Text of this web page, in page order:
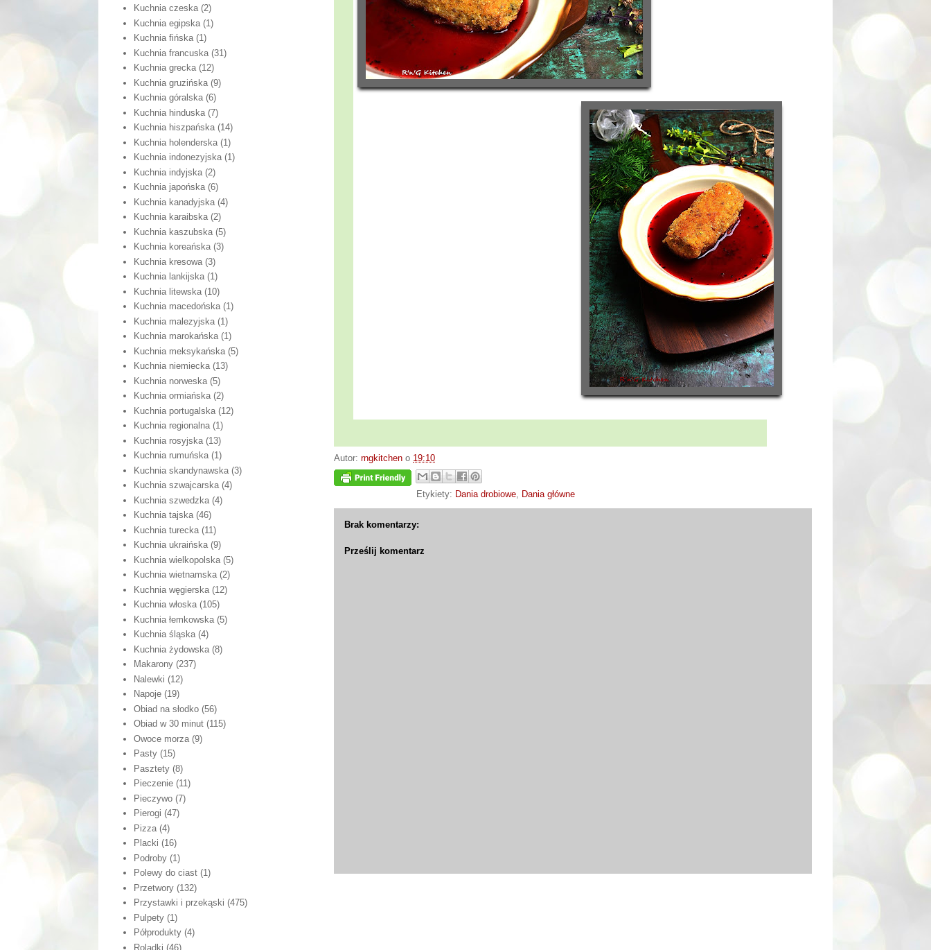
Autor: rngkitchen o 19:10
Etykiety: Dania drobiowe, Dania główne
Brak komentarzy:
Prześlij komentarz
Kuchnia czeska (2)
Kuchnia egipska (1)
Kuchnia fińska (1)
Kuchnia francuska (31)
Kuchnia grecka (12)
Kuchnia gruzińska (9)
Kuchnia góralska (6)
Kuchnia hinduska (7)
Kuchnia hiszpańska (14)
Kuchnia holenderska (1)
Kuchnia indonezyjska (1)
Kuchnia indyjska (2)
Kuchnia japońska (6)
Kuchnia kanadyjska (4)
Kuchnia karaibska (2)
Kuchnia kaszubska (5)
Kuchnia koreańska (3)
Kuchnia kresowa (3)
Kuchnia lankijska (1)
Kuchnia litewska (10)
Kuchnia macedońska (1)
Kuchnia malezyjska (1)
Kuchnia marokańska (1)
Kuchnia meksykańska (5)
Kuchnia niemiecka (13)
Kuchnia norweska (5)
Kuchnia ormiańska (2)
Kuchnia portugalska (12)
Kuchnia regionalna (1)
Kuchnia rosyjska (13)
Kuchnia rumuńska (1)
Kuchnia skandynawska (3)
Kuchnia szwajcarska (4)
Kuchnia szwedzka (4)
Kuchnia tajska (46)
Kuchnia turecka (11)
Kuchnia ukraińska (9)
Kuchnia wielkopolska (5)
Kuchnia wietnamska (2)
Kuchnia węgierska (12)
Kuchnia włoska (105)
Kuchnia łemkowska (5)
Kuchnia śląska (4)
Kuchnia żydowska (8)
Makarony (237)
Nalewki (12)
Napoje (19)
Obiad na słodko (56)
Obiad w 30 minut (115)
Owoce morza (9)
Pasty (15)
Pasztety (8)
Pieczenie (11)
Pieczywo (7)
Pierogi (47)
Pizza (4)
Placki (16)
Podroby (1)
Polewy do ciast (1)
Przetwory (132)
Przystawki i przekąski (475)
Pulpety (1)
Półprodukty (4)
Roladki (46)